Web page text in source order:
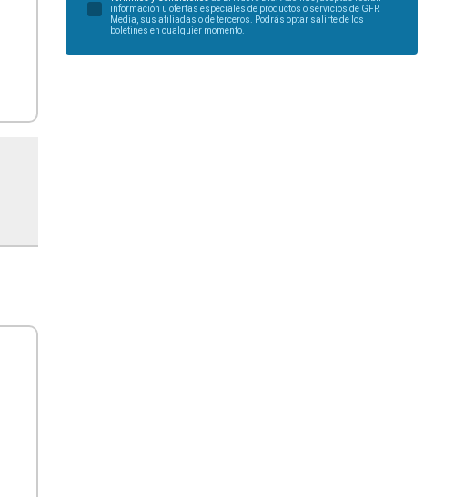
información u ofertas especiales de productos o servicios de GFR
Media, sus afiliadas o de terceros. Podrás optar salirte de los
boletines en cualquier momento.